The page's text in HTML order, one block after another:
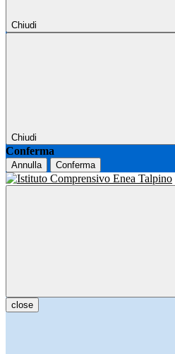
Chiudi
Chiudi
Conferma
Annulla Conferma
close